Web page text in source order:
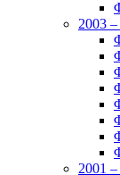
2003
2001